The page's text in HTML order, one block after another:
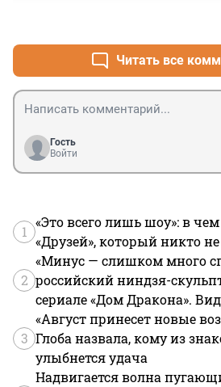
Читать все
Гость
Войти
1
«Это всего лишь шоу»: в чем
«Друзей», который никто
2
«Минус — слишком много
российский ниндзя-
сериале «Дом Дракона».
3
«Август принесет новые
Глоба назвала, кому из
улыбнется удача
Надвигается волна